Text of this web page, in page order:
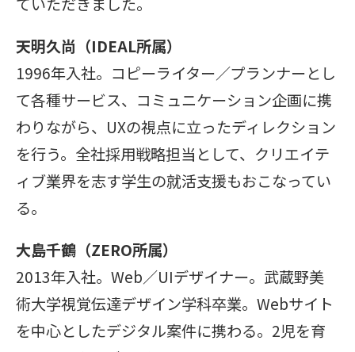
天明久尚（IDEAL所属）
1996年入社。コピーライター／プランナーとし
て各種サービス、コミュニケーション企画に携
わりながら、UXの視点に立ったディレクション
を行う。全社採用戦略担当として、クリエイテ
ィブ業界を志す学生の就活支援もおこなってい
る。
大島千鶴（ZERO所属）
2013年入社。Web／UIデザイナー。武蔵野美
術大学視覚伝達デザイン学科卒業。Webサイト
を中心としたデジタル案件に携わる。2児を育